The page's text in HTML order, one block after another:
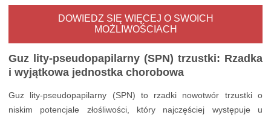
DOWIEDZ SIĘ WIĘCEJ O SWOICH
MOŻLIWOŚCIACH
Guz lity-pseudopapilarny (SPN) trzustki: Rzadka
i wyjątkowa jednostka chorobowa
Guz lity-pseudopapilarny (SPN) to rzadki nowotwór trzustki o
niskim potencjale złośliwości, który najczęściej występuje u